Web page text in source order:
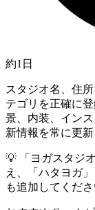
約1日
スタジオ名、住
テゴリを正確に
景、内装、イン
新情報を常に更新
💡
「ヨガスタジ
え、「ハタヨガ
も追加してくださ